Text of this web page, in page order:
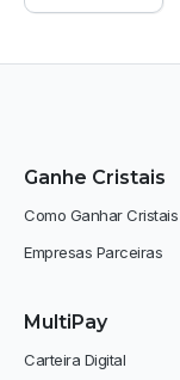
Ganhe Cristais
Como Ganhar Cristais
Empresas Parceiras
MultiPay
Carteira Digital